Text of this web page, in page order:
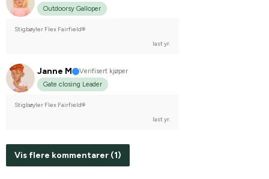
Outdoorsy Galloper
Stigbøyler Flex Fairfield®
last yr.
Janne M
Verifisert kjøper
Gate closing Leader
Stigbøyler Flex Fairfield®
last yr.
Vis flere kommentarer (1)